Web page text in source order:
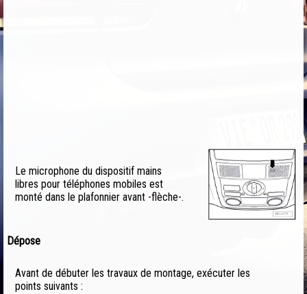
Le microphone du dispositif mains
libres pour téléphones mobiles est
monté dans le plafonnier avant -flèche-.
Dépose
Avant de débuter les travaux de montage, exécuter les
points suivants :